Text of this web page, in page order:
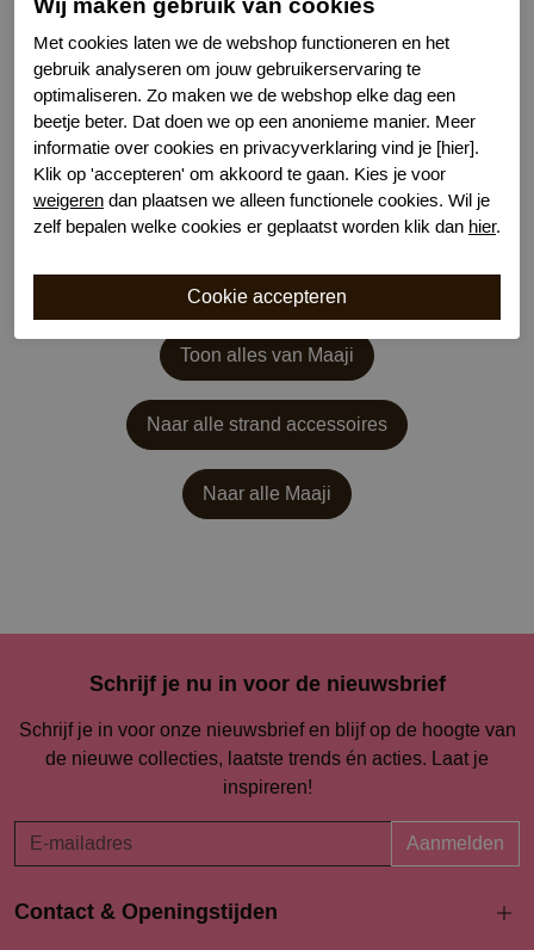
Serie naam
Isla Pareo
Leveranciercode
Isla Pareo
Bestelcode
651100308
Kleur
Multicolour
Materiaal
Viscose
Wasvoorschrift
handwas
Toon alles van Maaji
Naar alle strand accessoires
Naar alle Maaji
Schrijf je nu in voor de nieuwsbrief
Schrijf je in voor onze nieuwsbrief en blijf op de hoogte van
de nieuwe collecties, laatste trends én acties. Laat je
inspireren!
Aanmelden
Contact & Openingstijden
Met cookies laten we de webshop functioneren en het
gebruik analyseren om jouw gebruikerservaring te
optimaliseren. Zo maken we de webshop elke dag een
beetje beter. Dat doen we op een anonieme manier. Meer
informatie over cookies en privacyverklaring vind je [hier].
Klik op 'accepteren' om akkoord te gaan. Kies je voor
weigeren dan plaatsen we alleen functionele cookies. Wil je
zelf bepalen welke cookies er geplaatst worden klik dan hier.